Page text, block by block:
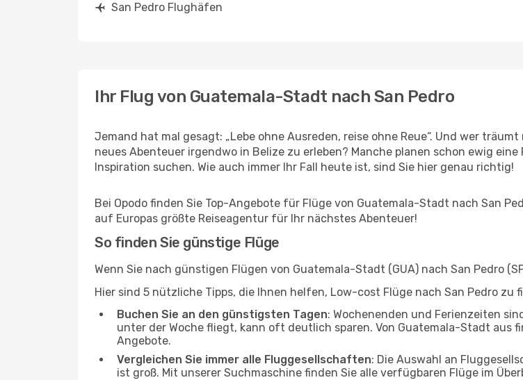
San Pedro Flughäfen
Ihr Flug von Guatemala-Stadt nach San Pedro
Jemand hat mal gesagt: „Lebe ohne Ausreden, reise ohne Reue“. Und wer
neues Abenteuer irgendwo in Belize zu erleben? Manche planen schon ewig
Inspiration suchen. Wie auch immer Ihr Fall heute ist, sind Sie hier genau richtig!
Bei Opodo finden Sie Top-Angebote für Flüge von Guatemala-Stadt nach San
auf Europas größte Reiseagentur für Ihr nächstes Abenteuer!
So finden Sie günstige Flüge
Wenn Sie nach günstigen Flügen von Guatemala-Stadt (GUA) nach San Pedro
Hier sind 5 nützliche Tipps, die Ihnen helfen, Low-cost Flüge nach San Pedro zu
Buchen Sie an den günstigsten Tagen: Wochenenden und Ferienzeiten
unter der Woche fliegt, kann oft deutlich sparen. Von Guatemala-Stadt aus
Angebote.
Vergleichen Sie immer alle Fluggesellschaften: Die Auswahl an
ist groß. Mit unserer Suchmaschine finden Sie alle verfügbaren Flüge im